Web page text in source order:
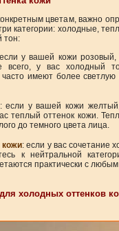
цветам, важно
категории: холодные,
тон:
у вашей кожи розовый,
всего, у вас холодный
имеют более светлую
: если у вашей кожи
теплый оттенок кожи.
до темного цвета лица.
кожи: если у вас сочетание
к нейтральной
практически с
холодных оттенков